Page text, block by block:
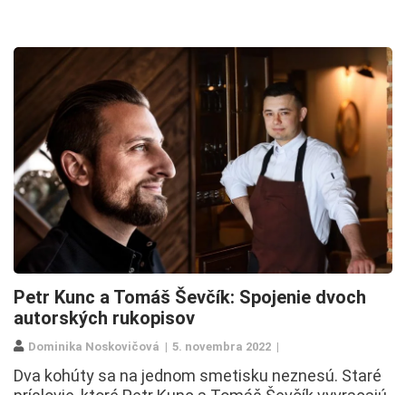
Petr Kunc a Tomáš Ševčík: Spojenie dvoch
autorských rukopisov
Dominika Noskovičová 5. novembra 2022
Dva kohúty sa na jednom smetisku neznesú. Staré